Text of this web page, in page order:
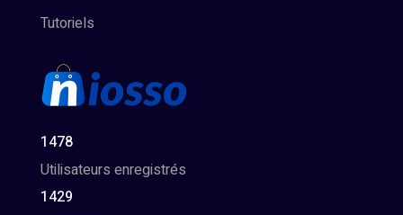
Tutoriels
1478
Utilisateurs enregistrés
1429